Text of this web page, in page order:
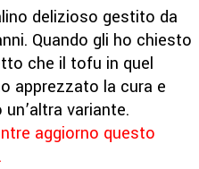
delizioso gestito da
Quando gli ho chiesto
che il tofu in quel
apprezzato la cura e
variante.
aggiorno questo